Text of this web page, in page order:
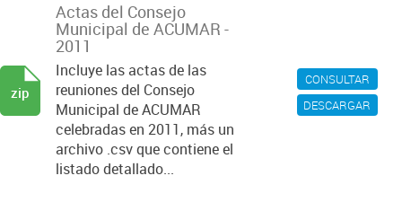
CONSULTAR
DESCARGAR
Actas del Consejo
Municipal de ACUMAR -
2011
Incluye las actas de las
reuniones del Consejo
Municipal de ACUMAR
celebradas en 2011, más un
archivo .csv que contiene el
listado detallado...
zip